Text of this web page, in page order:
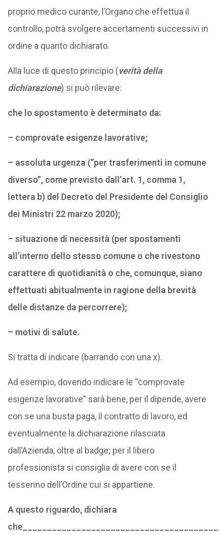
proprio medico curante, l’Organo che effettua il
controllo, potrà svolgere accertamenti successivi in
ordine a quanto dichiarato.
Alla luce di questo principio (verità della
dichiarazione) si può rilevare:
che lo spostamento è determinato da:
– comprovate esigenze lavorative;
– assoluta urgenza (“per trasferimenti in comune
diverso”, come previsto dall’art. 1, comma 1,
lettera b) del Decreto del Presidente del Consiglio
dei Ministri 22 marzo 2020);
– situazione di necessità (per spostamenti
all’interno dello stesso comune o che rivestono
carattere di quotidianità o che, comunque, siano
effettuati abitualmente in ragione della brevità
delle distanze da percorrere);
– motivi di salute.
Si tratta di indicare (barrando con una x).
Ad esempio, dovendo indicare le “comprovate
esigenze lavorative” sarà bene, per il dipende, avere
con se una busta paga, il contratto di lavoro, ed
eventualmente la dichiarazione rilasciata
dall’Azienda, oltre al badge; per il libero
professionista si consiglia di avere con se il
tesserino dell’Ordine cui si appartiene.
A questo riguardo, dichiara